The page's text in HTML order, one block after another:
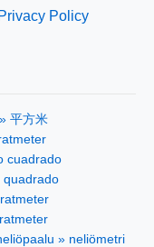
Privacy Policy
平方米
cuadrado
quadrado
» neliömetri